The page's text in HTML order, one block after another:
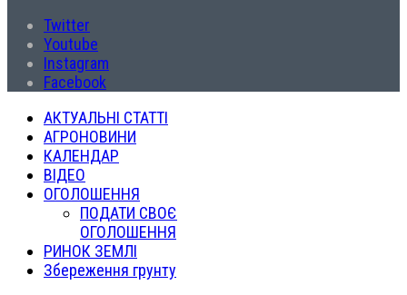
Twitter
Youtube
Instagram
Facebook
АКТУАЛЬНІ СТАТТІ
АГРОНОВИНИ
КАЛЕНДАР
ВІДЕО
ОГОЛОШЕННЯ
ПОДАТИ СВОЄ
ОГОЛОШЕННЯ
РИНОК ЗЕМЛІ
Збереження грунту